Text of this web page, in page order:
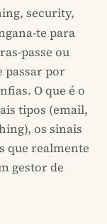
security,
te para
passe ou
passar por
O que é o
tipos (email,
os sinais
que realmente
gestor de